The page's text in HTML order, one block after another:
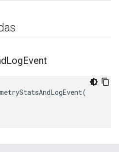
LogEvent